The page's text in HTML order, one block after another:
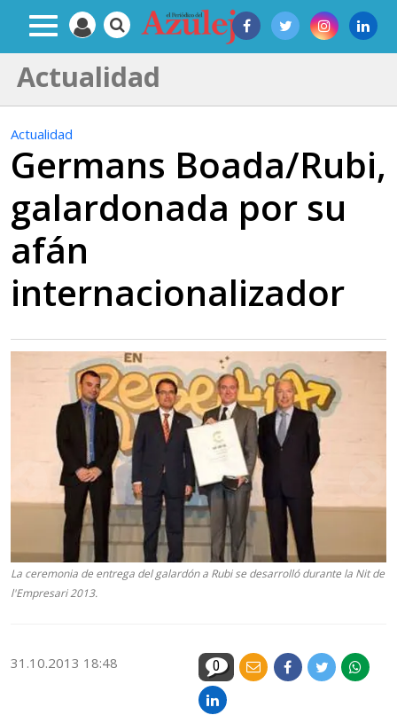
Actualidad
Actualidad
Germans Boada/Rubi,
galardonada por su
afán
internacionalizador
La ceremonia de entrega del galardón a Rubi se desarrolló durante la Nit de
l'Empresari 2013.
31.10.2013 18:48 0